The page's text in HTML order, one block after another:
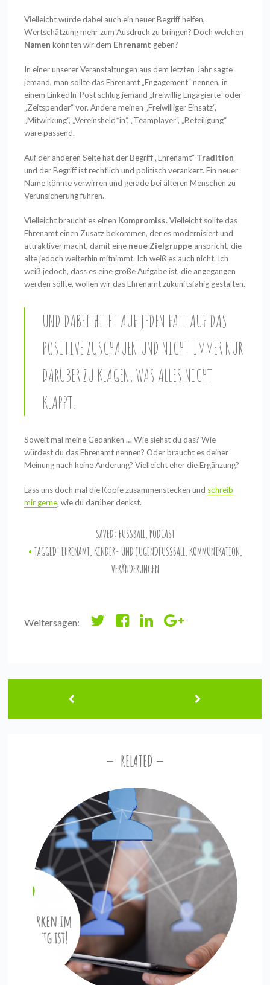
Vielleicht würde dabei auch ein neuer Begriff helfen,
Wertschätzung mehr zum Ausdruck zubringen?Doch welchen
Namen könnten wir dem Ehrenamt geben?
In einer unserer Veranstaltungen aus dem letzten Jahr sagte
jemand, man sollte das Ehrenamt „Engagement“ nennen, in
einem LinkedIn-Post schlug jemand „freiwillig Engagierte“ oder
„Zeitspender“ vor. Andere meinen „Freiwilliger Einsatz“,
„Mitwirkung“, „Vereinsheld*in“, „Teamplayer“, „Beteiligung“
wäre passend.
Auf der anderen Seite hat der Begriff „Ehrenamt“ Tradition
und der Begriff ist rechtlich undpolitisch verankert. Ein neuer
Name könnte verwirren und gerade bei älteren Menschen zu
Verunsicherung führen.
Vielleicht braucht es einen Kompromiss.Vielleicht sollte das
Ehrenamt einen Zusatzbekommen, der es modernisiert und
attraktiver macht, damit eine neue Zielgruppe anspricht, die
alte jedoch weiterhin mitnimmt. Ich weiß es auch nicht. Ich
weiß jedoch, dass es eine große Aufgabe ist, die angegangen
werden sollte, wollen wir das Ehrenamt zukunftsfähig gestalten.
UND DABEI HILFT AUF JEDEN FALL AUF DAS
POSITIVE ZUSCHAUEN UND NICHT IMMER NUR
DARÜBER ZU KLAGEN, WAS ALLES NICHT
KLAPPT.
Soweit mal meine Gedanken …Wie siehst du das? Wie
würdest du das Ehrenamt nennen?Oder braucht es deiner
Meinung nach keine Änderung? Vielleicht eher die Ergänzung?
Lass uns doch mal die Köpfe zusammenstecken und schreib
mir gerne, wie du darüber denkst.
SAVED: FUSSBALL,PODCAST
TAGGED: EHRENAMT, KINDER- UND JUGENDFUSSBALL, KOMMUNIKATION,
VERÄNDERUNGEN
Weitersagen:
RELATED